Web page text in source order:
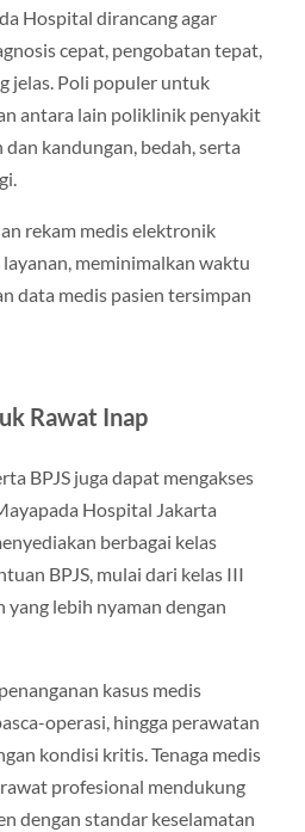
Hospital dirancang agar
cepat, pengobatan tepat,
jelas. Poli populer untuk
antara lain poliklinik penyakit
kandungan, bedah, serta
rekam medis elektronik
meminimalkan waktu
data medis pasien tersimpan
Rawat Inap
BPJS juga dapat mengakses
Hospital Jakarta
berbagai kelas
BPJS, mulai dari kelas III
yang lebih nyaman dengan
kasus medis
operasi, hingga perawatan
kondisi kritis. Tenaga medis
profesional mendukung
dengan standar keselamatan